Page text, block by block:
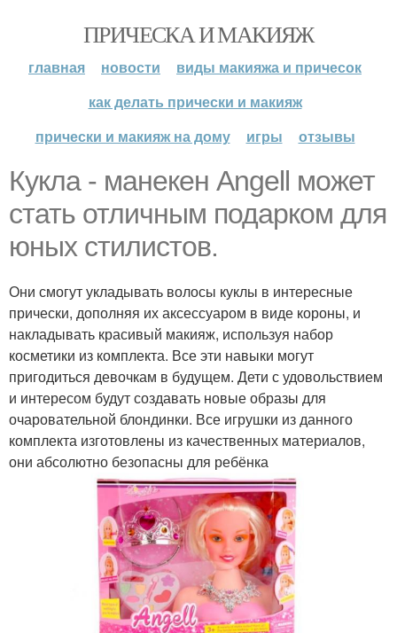
ПРИЧЕСКА И МАКИЯЖ
главная новости
виды макияжа и причесок
как делать прически и макияж
прически и макияж на дому
игры отзывы
Кукла - манекен Angell может
стать отличным подарком для
юных стилистов.
Они смогут укладывать волосы куклы в интересные
прически, дополняя их аксессуаром в виде короны, и
накладывать красивый макияж, используя набор
косметики из комплекта. Все эти навыки могут
пригодиться девочкам в будущем. Дети с удовольствием
и интересом будут создавать новые образы для
очаровательной блондинки. Все игрушки из данного
комплекта изготовлены из качественных материалов,
они абсолютно безопасны для ребёнка